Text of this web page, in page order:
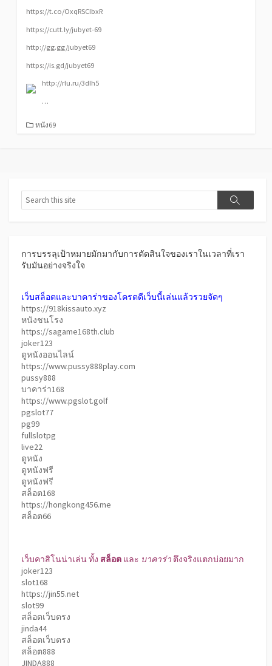
https://t.co/OxqRSCIbxR
https://cutt.ly/jubyet-69
http://gg.gg/jubyet69
https://is.gd/jubyet69
http://rlu.ru/3dIh5
…
CATEGORIES
หนัง69
Search
Search
การบรรลุเป้าหมายมักมากับการตัดสินใจของเราในเวลาที่เรา
รับมันอย่างจริงใจ
เว็บสล็อตและบาคาร่าของโครตดีเว็บนี้เล่นแล้วรวยจัดๆ
https://918kissauto.xyz
หนังชนโรง
https://sagame168th.club
joker123
ดูหนังออนไลน์
https://www.pussy888play.com
pussy888
บาคาร่า168
https://www.pgslot.golf
pgslot77
pg99
fullslotpg
live22
ดูหนัง
ดูหนังฟรี
ดูหนังฟรี
สล็อต168
https://hongkong456.me
สล็อต66
เว็บคาสิโนน่าเล่น ทั้ง สล็อต และ บาคาร่า ตึงจริงแตกบ่อยมาก
joker123
slot168
https://jin55.net
slot99
สล็อตเว็บตรง
jinda44
สล็อตเว็บตรง
สล็อต888
JINDA888